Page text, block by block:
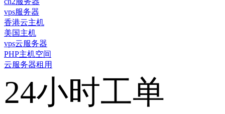
vps服务器
香港云主机
美国主机
vps云服务器
PHP主机空间
云服务器租用
24小时工单